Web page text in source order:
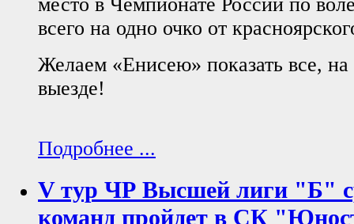
всего на одно очко от
Желаем «Енисею» показать все,
выезде!
Подробнее ...
V тур ЧР Высшей лиги "Б"
команд пройдет в СК